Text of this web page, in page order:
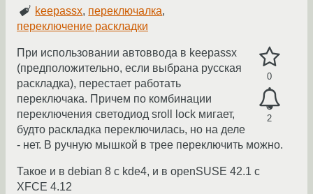
keepassx, переключалка,
переключение раскладки
0
2
При использовании автоввода в keepassx
(предположительно, если выбрана русская
раскладка), перестает работать
переключака. Причем по комбинации
переключения светодиод sroll lock мигает,
будто раскладка переключилась, но на деле
- нет. В ручную мышкой в трее переключить можно.
Такое и в debian 8 с kde4, и в openSUSE 42.1 с
XFCE 4.12